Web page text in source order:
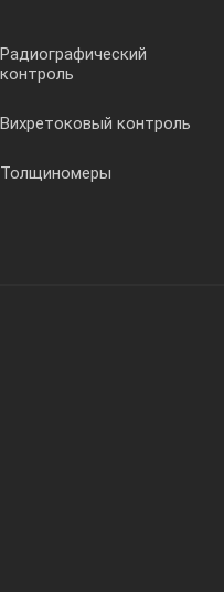
значения
от номинального
до -17%.
хранения:
в процессе
Радиографический
контроль
Вихретоковый контроль
Толщиномеры